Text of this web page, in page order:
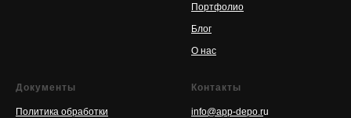
Портфолио
Блог
О нас
Документы
Политика обработки
Контакты
info@app-depo.ru